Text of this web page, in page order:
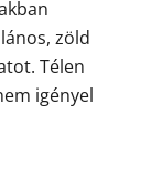
zöld
Télen
igényel